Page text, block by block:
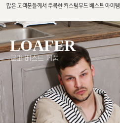
많은 고객분들께서 주목한 커스텀무드 베스트 아이템
LOAFER
로퍼 베스트 제품